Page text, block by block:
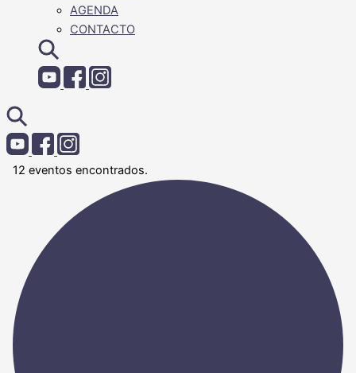
AGENDA
CONTACTO
12 eventos encontrados.